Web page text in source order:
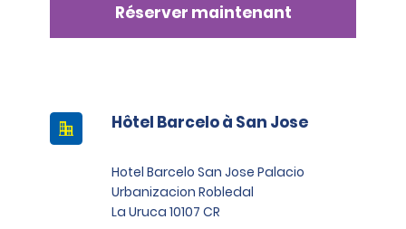
Réserver maintenant
Hôtel Barcelo à San Jose
Hotel Barcelo San Jose Palacio
Urbanizacion Robledal
La Uruca 10107 CR